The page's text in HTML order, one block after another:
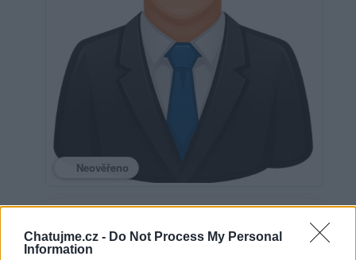
Chatujme.cz - Do Not Process My Personal
Information
Neověřeno
0